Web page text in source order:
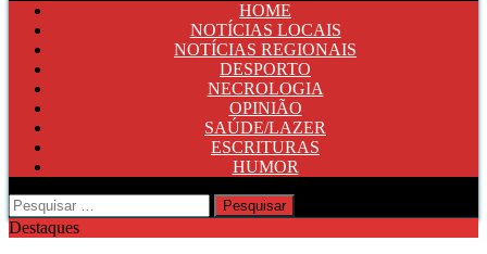
HOME
NOTÍCIAS LOCAIS
NOTÍCIAS REGIONAIS
DESPORTO
NECROLOGIA
OPINIÃO
SAÚDE/LAZER
ESCRITURAS
HUMOR
Pesquisar
por:
Destaques